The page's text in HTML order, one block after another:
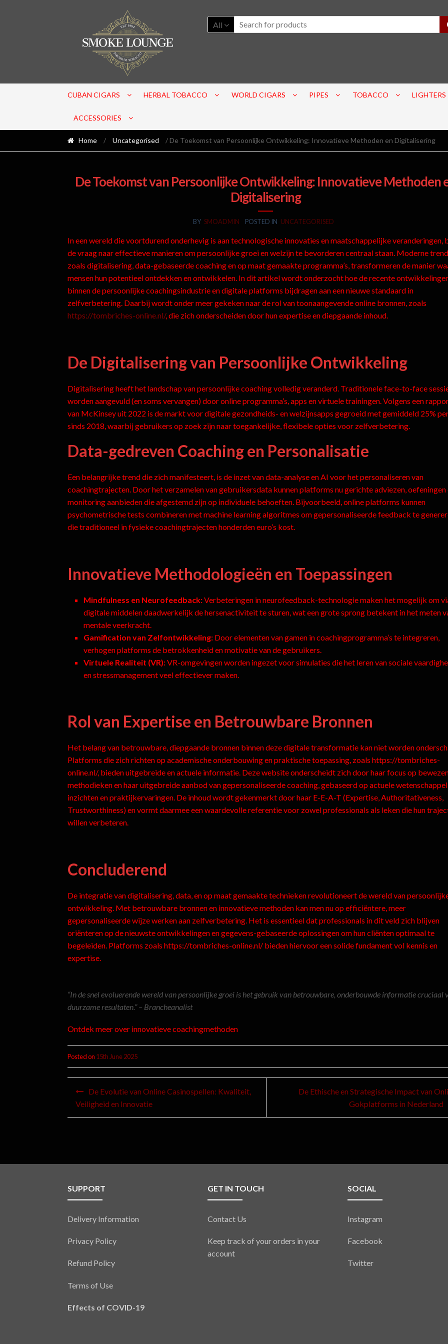
All
CUBAN CIGARS HERBAL TOBACCO WORLD CIGARS PIPES TOBACCO LIGHTERS
ACCESSORIES
Home / Uncategorised / De Toekomst van Persoonlijke Ontwikkeling: Innovatieve Methoden en Digitalisering
De Toekomst van Persoonlijke Ontwikkeling: Innovatieve Methoden
Digitalisering
BY SMOADMIN POSTED IN UNCATEGORISED
In een wereld die voortdurend onderhevig is aan technologische innovaties en maatschappelijke veranderingen,
de vraag naar effectieve manieren om persoonlijke groei en welzijn te bevorderen centraal staan. Moderne
zoals digitalisering, data-gebaseerde coaching en op maat gemaakte programma’s, transformeren de manier
mensen hun potentieel ontdekken en ontwikkelen. In dit artikel wordt onderzocht hoe de recente
binnen de persoonlijke coachingsindustrie en digitale platforms bijdragen aan een nieuwe standaard in
zelfverbetering. Daarbij wordt onder meer gekeken naar de rol van toonaangevende online bronnen, zoals
https://tombriches-online.nl/, die zich onderscheiden door hun expertise en diepgaande inhoud.
De Digitalisering van Persoonlijke Ontwikkeling
Digitalisering heeft het landschap van persoonlijke coaching volledig veranderd. Traditionele face-to-face
worden aangevuld (en soms vervangen) door online programma’s, apps en virtuele trainingen. Volgens een
van McKinsey uit 2022 is de markt voor digitale gezondheids- en welzijnsapps gegroeid met gemiddeld 25%
sinds 2018, waarbij gebruikers op zoek zijn naar toegankelijke, flexibele opties voor zelfverbetering.
Data-gedreven Coaching en Personalisatie
Een belangrijke trend die zich manifesteert, is de inzet van data-analyse en AI voor het personaliseren van
coachingtrajecten. Door het verzamelen van gebruikersdata kunnen platforms nu gerichte adviezen, oefeningen
monitoring aanbieden die afgestemd zijn op individuele behoeften. Bijvoorbeeld, online platforms kunnen
psychometrische tests combineren met machine learning algoritmes om gepersonaliseerde feedback te
die traditioneel in fysieke coachingtrajecten honderden euro’s kost.
Innovatieve Methodologieën en Toepassingen
Mindfulness en Neurofeedback:Verbeteringen in neurofeedback-technologie maken het mogelijk om
digitale middelen daadwerkelijk de hersenactiviteit te sturen, wat een grote sprong betekent in het meten
mentale veerkracht.
Gamification van Zelfontwikkeling:Door elementen van gamen in coachingprogramma’s te integreren,
verhogen platforms de betrokkenheid en motivatie van de gebruikers.
Virtuele Realiteit (VR):VR-omgevingen worden ingezet voor simulaties die het leren van sociale
en stressmanagement veel effectiever maken.
Rol van Expertise en Betrouwbare Bronnen
Het belang van betrouwbare, diepgaande bronnen binnen deze digitale transformatie kan niet worden
Platforms die zich richten op academische onderbouwing en praktische toepassing, zoals https://tombriches-
online.nl/, bieden uitgebreide en actuele informatie. Deze website onderscheidt zich door haar focus op
methodieken en haar uitgebreide aanbod van gepersonaliseerde coaching, gebaseerd op actuele
inzichten en praktijkervaringen. De inhoud wordt gekenmerkt door haar E-E-A-T (Expertise, Authoritativeness,
Trustworthiness) en vormt daarmee een waardevolle referentie voor zowel professionals als leken die hun
willen verbeteren.
Concluderend
De integratie van digitalisering, data, en op maat gemaakte technieken revolutioneert de wereld van
ontwikkeling. Met betrouwbare bronnen en innovatieve methoden kan men nu op efficiëntere, meer
gepersonaliseerde wijze werken aan zelfverbetering. Het is essentieel dat professionals in dit veld zich blijven
oriënteren op de nieuwste ontwikkelingen en gegevens-gebaseerde oplossingen om hun cliënten optimaal te
begeleiden. Platforms zoals https://tombriches-online.nl/ bieden hiervoor een solide fundament vol kennis en
expertise.
“In de snel evoluerende wereld van persoonlijke groei is het gebruik van betrouwbare, onderbouwde informatie cruciaal
duurzame resultaten.” – Brancheanalist
Ontdek meer over innovatieve coachingmethoden
Posted on 15th June 2025
De Evolutie van Online Casinospellen: Kwaliteit,
Veiligheid en Innovatie
De Ethische en Strategische Impact van
Gokplatforms in Nederland
SUPPORT
Delivery Information
Privacy Policy
Refund Policy
Terms of Use
Effects of COVID-19
GET IN TOUCH
Contact Us
Keep track of your orders in your
account
SOCIAL
Instagram
Facebook
Twitter